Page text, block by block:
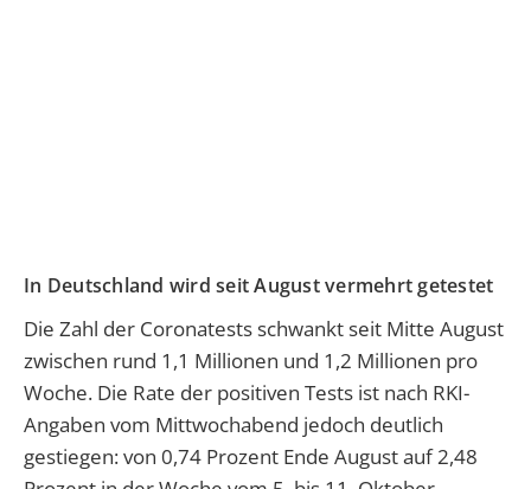
In Deutschland wird seit August vermehrt getestet
Die Zahl der Coronatests schwankt seit Mitte August
zwischen rund 1,1 Millionen und 1,2 Millionen pro
Woche. Die Rate der positiven Tests ist nach RKI-
Angaben vom Mittwochabend jedoch deutlich
gestiegen: von 0,74 Prozent Ende August auf 2,48